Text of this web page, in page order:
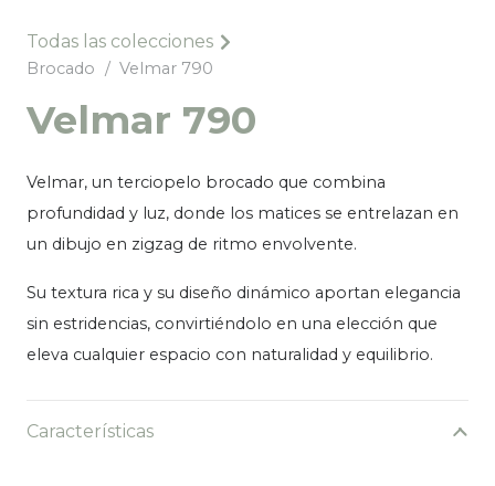
Todas las colecciones
Brocado / Velmar 790
Velmar 790
Velmar, un terciopelo brocado que combina
profundidad y luz, donde los matices se entrelazan en
un dibujo en zigzag de ritmo envolvente.
Su textura rica y su diseño dinámico aportan elegancia
sin estridencias, convirtiéndolo en una elección que
eleva cualquier espacio con naturalidad y equilibrio.
Características